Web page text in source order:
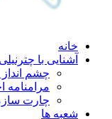
خانه
آشنایی با چترنیلی
چشم انداز
مرامنامه
چارت
شعبه ها